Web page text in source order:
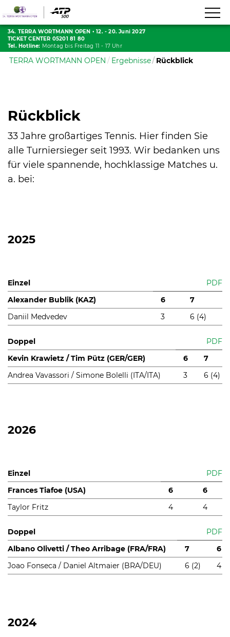
34. TERRA WORTMANN OPEN • 12. - 20. Juni 2027
TICKET CENTER 05201 81 80
Tel. Hotline: Montag bis Freitag 11 - 17 Uhr
TERRA WORTMANN OPEN Ergebnisse Rückblick
Rückblick
33 Jahre großartiges Tennis. Hier finden Sie
alle Turniersieger seit 1993. Wir bedanken uns
für viele spannende, hochklassige Matches u.
a. bei:
2025
Einzel
PDF
Alexander Bublik (KAZ)
6
7
Daniil Medvedev
3 6 (4)
Doppel
PDF
Kevin Krawietz / Tim Pütz (GER/GER)
6
7
Andrea Vavassori / Simone Bolelli (ITA/ITA)
3 6 (4)
2026
Einzel
PDF
Frances Tiafoe (USA)
6
6
Taylor Fritz
4 4
Doppel
PDF
Albano Olivetti / Theo Arribage (FRA/FRA)
7
6
Joao Fonseca / Daniel Altmaier (BRA/DEU)
6 (2) 4
2024